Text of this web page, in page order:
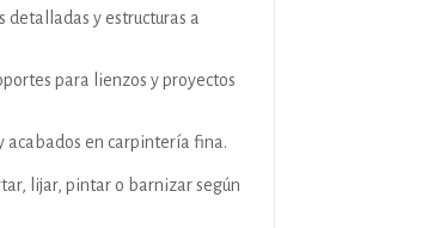
detalladas y estructuras a
para lienzos y proyectos
acabados en carpintería fina.
lijar, pintar o barnizar según